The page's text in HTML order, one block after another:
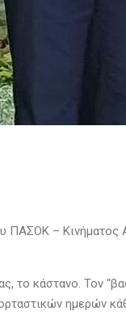
ΠΑΣΟΚ – Κινήματος
το κάστανο. Τον
ημερών